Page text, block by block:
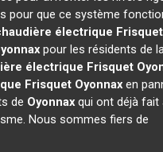
pour que ce système
électrique Frisquet
pour les résidents de
électrique Frisquet
Frisquet Oyonnax en
de Oyonnaxqui ont déjà fait
Nous sommes fiers de